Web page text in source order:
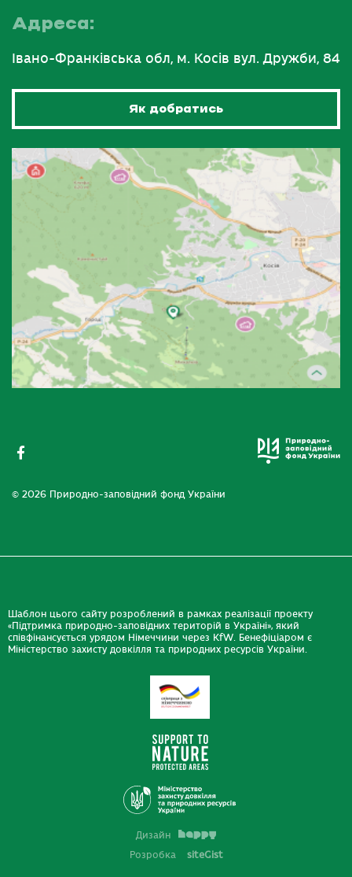
Адреса:
Івано-Франківська обл, м. Косів вул. Дружби, 84
Як добратись
© 2026 Природно-заповідний фонд України
Шаблон цього сайту розроблений в рамках реалізації проекту
«Підтримка природно-заповідних територій в Україні», який
співфінансується урядом Німеччини через KfW. Бенефіціаром є
Міністерство захисту довкілля та природних ресурсів України.
Дизайн
Розробка
siteGist